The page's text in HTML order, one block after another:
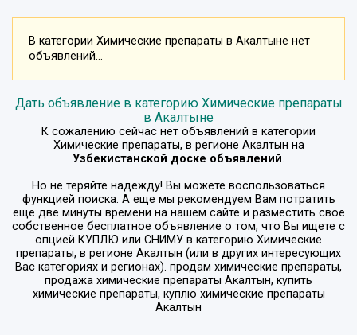
В категории Химические препараты в Акалтыне нет
объявлений...
Дать объявление в категорию Химические препараты
в Акалтыне
К сожалению сейчас нет объявлений в категории
Химические препараты, в регионе Акалтын на
Узбекистанской доске объявлений.
Но не теряйте надежду! Вы можете воспользоваться
функцией поиска. А еще мы рекомендуем Вам потратить
еще две минуты времени на нашем сайте и разместить свое
собственное бесплатное объявление о том, что Вы ищете с
опцией КУПЛЮ или СНИМУ в категорию Химические
препараты, в регионе Акалтын (или в других интересующих
Вас категориях и регионах). продам химические препараты,
продажа химические препараты Акалтын, купить
химические препараты, куплю химические препараты
Акалтын